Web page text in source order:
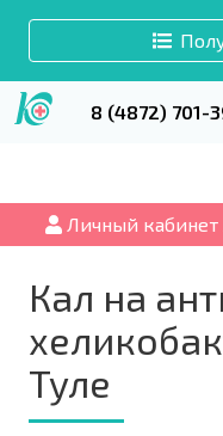
8 (4872) 701-
Личный
Кал на
Туле